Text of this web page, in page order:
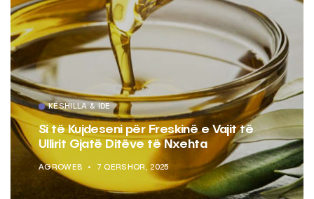
KËSHILLA & IDE
Si të Kujdeseni për Freskinë e Vajit të
Ullirit Gjatë Ditëve të Nxehta
AGROWEB 7 QERSHOR, 2025